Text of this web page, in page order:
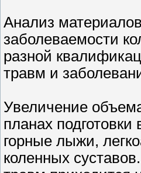
Анализ
заболеваемости
разной
травм и
Увеличение
планах
горные лыжи,
коленных